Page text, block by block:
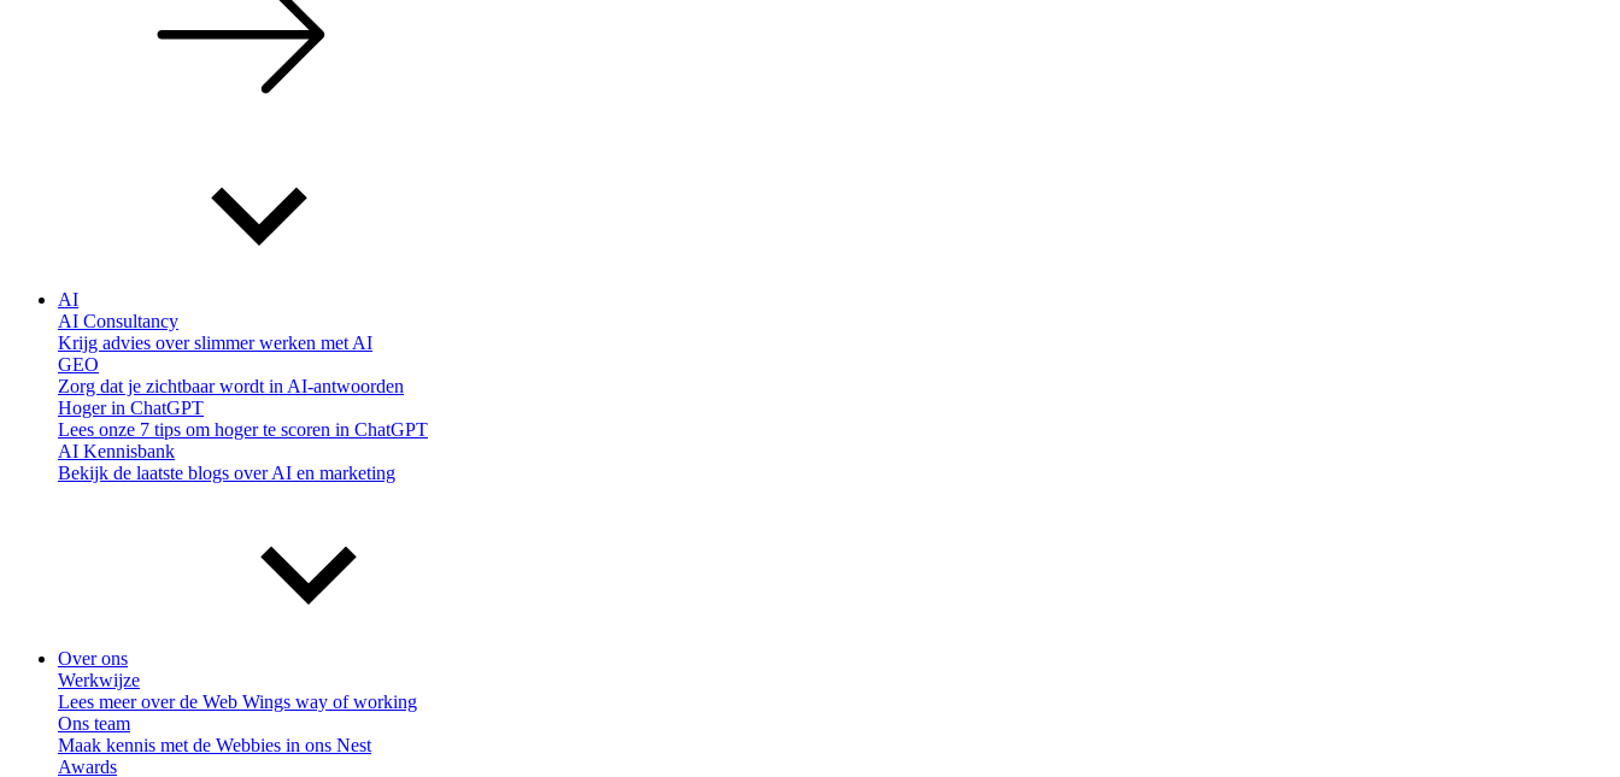
AI
AI Consultancy
Krijg advies over slimmer werken met AI
GEO
Zorg dat je zichtbaar wordt in AI-antwoorden
Hoger in ChatGPT
Lees onze 7 tips om hoger te scoren in ChatGPT
AI Kennisbank
Bekijk de laatste blogs over AI en marketing
Over ons
Werkwijze
Lees meer over de Web Wings way of working
Ons team
Maak kennis met de Webbies in ons Nest
Awards